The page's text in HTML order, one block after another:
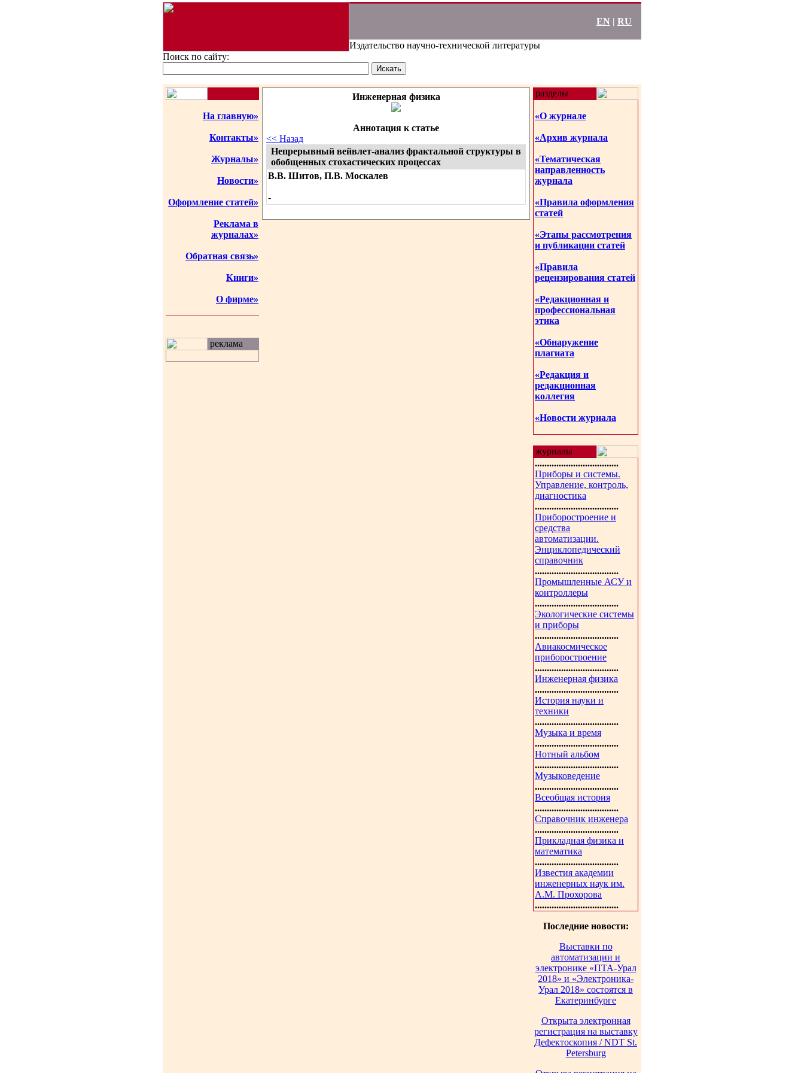
EN | RU
Издательство научно-технической литературы
Поиск по сайту:
На главную»
Контакты»
Журналы»
Новости»
Оформление статей»
Реклама в
журналах»
Обратная связь»
Книги»
О фирме»
реклама
Инженерная физика
Аннотация к статье
<< Назад
Непрерывный вейвлет-анализ фрактальной структуры в
обобщенных стохастических процессах
В.В. Шитов, П.В. Москалев
-
разделы
«О журнале
«Архив журнала
«Тематическая
направленность
журнала
«Правила оформления
статей
«Этапы рассмотрения
и публикации статей
«Правила
рецензирования статей
«Редакционная и
профессиональная
этика
«Обнаружение
плагиата
«Редакция и
редакционная
коллегия
«Новости журнала
журналы
...................................
Приборы и системы.
Управление, контроль,
диагностика
...................................
Приборостроение и
средства
автоматизации.
Энциклопедический
справочник
...................................
Промышленные АСУ и
контроллеры
...................................
Экологические системы
и приборы
...................................
Авиакосмическое
приборостроение
...................................
Инженерная физика
...................................
История науки и
техники
...................................
Музыка и время
...................................
Нотный альбом
...................................
Музыковедение
...................................
Всеобщая история
...................................
Справочник инженера
...................................
Прикладная физика и
математика
...................................
Известия академии
инженерных наук им.
А.М. Прохорова
...................................
Последние новости:
Выставки по
автоматизации и
электронике «ПТА-Урал
2018» и «Электроника-
Урал 2018» состоятся в
Екатеринбурге
Открыта электронная
регистрация на выставку
Дефектоскопия / NDT St.
Petersburg